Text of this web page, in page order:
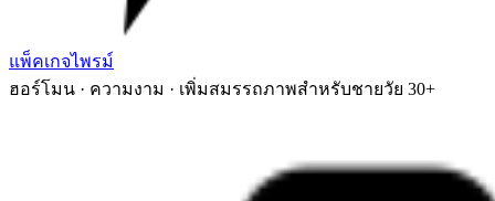
แพ็คเกจไพรม์
ฮอร์โมน · ความงาม · เพิ่มสมรรถภาพสำหรับชายวัย 30+